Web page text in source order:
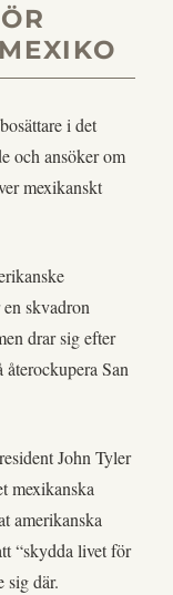
i det
och ansöker om
mexikanskt
skvadron
drar sig efter
San
John Tyler
mexikanska
amerikanska
“skydda livet för
sig där.